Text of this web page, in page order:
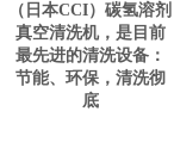
（日本CCI）碳氢溶剂
真空清洗机，是目前
最先进的清洗设备：
节能、环保，清洗彻
底